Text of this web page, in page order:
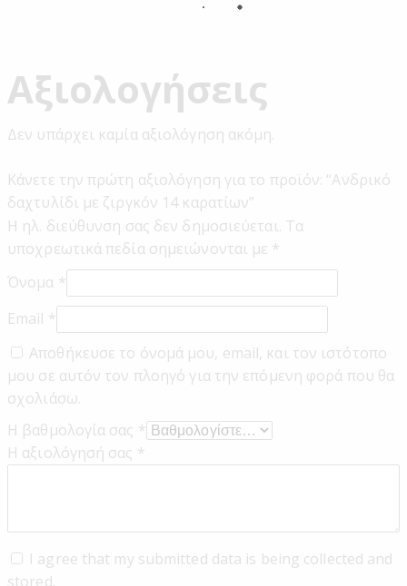
Αξιολογήσεις
Δεν υπάρχει καμία αξιολόγηση ακόμη.
Κάνετε την πρώτη αξιολόγηση για το προϊόν: “Ανδρικό
δαχτυλίδι με ζιργκόν 14 καρατίων”
Η ηλ. διεύθυνση σας δεν δημοσιεύεται. Τα
υποχρεωτικά πεδία σημειώνονται με *
Όνομα *
Email *
Αποθήκευσε το όνομά μου, email, και τον ιστότοπο
μου σε αυτόν τον πλοηγό για την επόμενη φορά που θα
σχολιάσω.
Η βαθμολογία σας *
Η αξιολόγησή σας *
I agree that my submitted data is being collected and
stored.